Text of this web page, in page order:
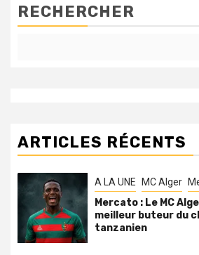
RECHERCHER
ARTICLES RÉCENTS
A LA UNE MC Alger
Mercato : Le MC
meilleur buteur du
tanzanien